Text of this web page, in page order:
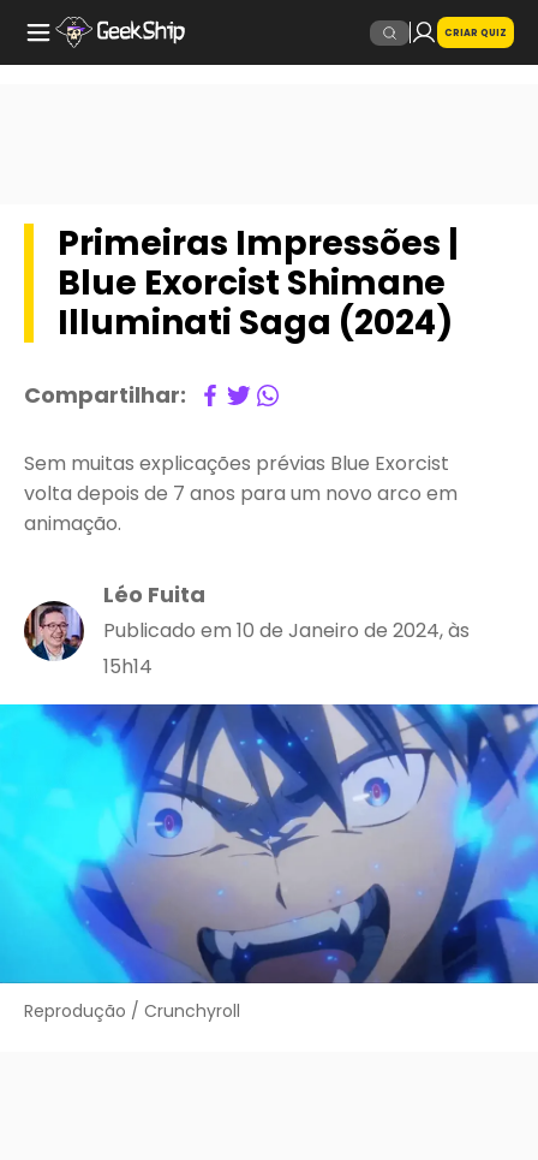
CRIAR QUIZ
Primeiras Impressões |
Blue Exorcist Shimane
Illuminati Saga (2024)
Compartilhar:
Sem muitas explicações prévias Blue Exorcist
volta depois de 7 anos para um novo arco em
animação.
Léo Fuita
Publicado em 10 de Janeiro de 2024, às
15h14
Reprodução / Crunchyroll